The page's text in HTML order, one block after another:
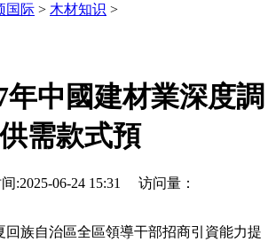
国际 > 木材知识 >
年中國建材業深度調
需款式預
:2025-06-24 15:31 访问量：
族自治區全區領導干部招商引資能力提